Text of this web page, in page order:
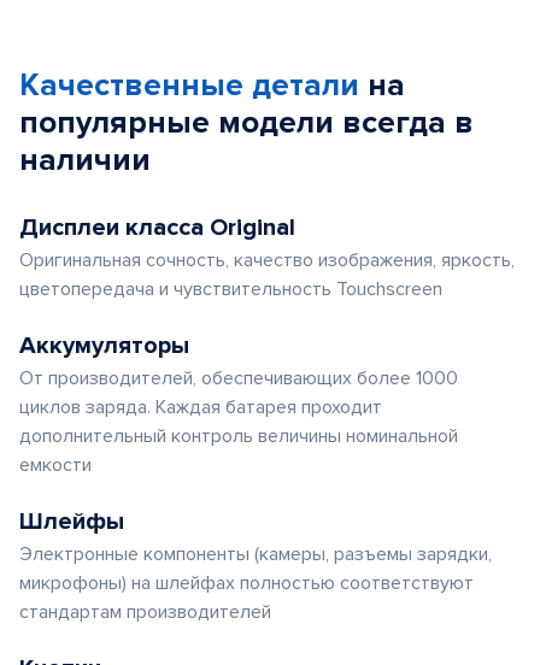
Качественные детали на
популярные модели всегда в
наличии
Дисплеи класса Original
Оригинальная сочность, качество изображения, яркость,
цветопередача и чувствительность Touchscreen
Аккумуляторы
От производителей, обеспечивающих более 1000
циклов заряда. Каждая батарея проходит
дополнительный контроль величины номинальной
емкости
Шлейфы
Электронные компоненты (камеры, разъемы зарядки,
микрофоны) на шлейфах полностью соответствуют
стандартам производителей